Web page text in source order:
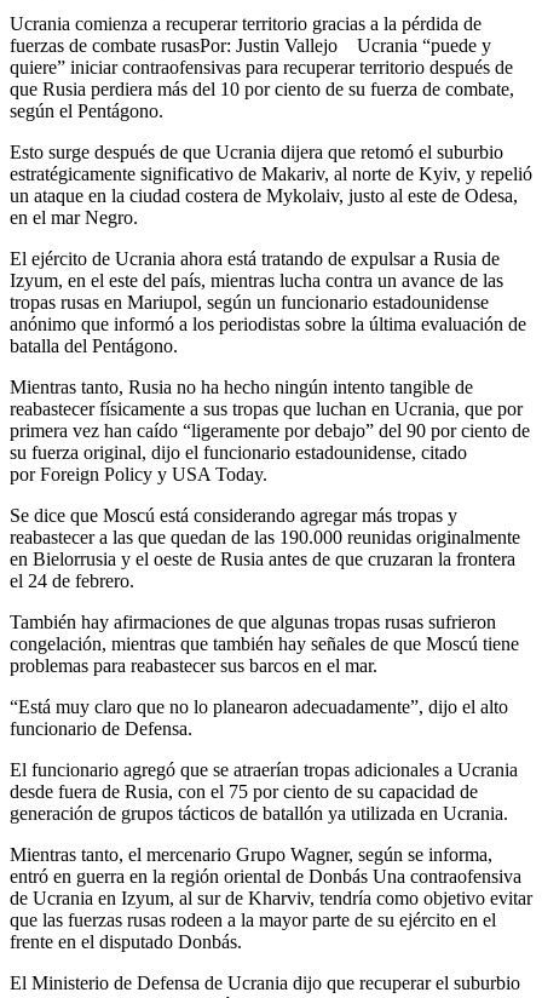
Ucrania comienza a recuperar territorio gracias a la pérdida de
fuerzas de combate rusasPor: Justin Vallejo Ucrania “puede y
quiere” iniciar contraofensivas para recuperar territorio después de
que Rusia perdiera más del 10 por ciento de su fuerza de combate,
según el Pentágono.
Esto surge después de que Ucrania dijera que retomó el suburbio
estratégicamente significativo de Makariv, al norte de Kyiv, y repelió
un ataque en la ciudad costera de Mykolaiv, justo al este de Odesa,
en el mar Negro.
El ejército de Ucrania ahora está tratando de expulsar a Rusia de
Izyum, en el este del país, mientras lucha contra un avance de las
tropas rusas en Mariupol, según un funcionario estadounidense
anónimo que informó a los periodistas sobre la última evaluación de
batalla del Pentágono.
Mientras tanto, Rusia no ha hecho ningún intento tangible de
reabastecer físicamente a sus tropas que luchan en Ucrania, que por
primera vez han caído “ligeramente por debajo” del 90 por ciento de
su fuerza original, dijo el funcionario estadounidense, citado
por Foreign Policy y USA Today.
Se dice que Moscú está considerando agregar más tropas y
reabastecer a las que quedan de las 190.000 reunidas originalmente
en Bielorrusia y el oeste de Rusia antes de que cruzaran la frontera
el 24 de febrero.
También hay afirmaciones de que algunas tropas rusas sufrieron
congelación, mientras que también hay señales de que Moscú tiene
problemas para reabastecer sus barcos en el mar.
“Está muy claro que no lo planearon adecuadamente”, dijo el alto
funcionario de Defensa.
El funcionario agregó que se atraerían tropas adicionales a Ucrania
desde fuera de Rusia, con el 75 por ciento de su capacidad de
generación de grupos tácticos de batallón ya utilizada en Ucrania.
Mientras tanto, el mercenario Grupo Wagner, según se informa,
entró en guerra en la región oriental de Donbás Una contraofensiva
de Ucrania en Izyum, al sur de Kharviv, tendría como objetivo evitar
que las fuerzas rusas rodeen a la mayor parte de su ejército en el
frente en el disputado Donbás.
El Ministerio de Defensa de Ucrania dijo que recuperar el suburbio